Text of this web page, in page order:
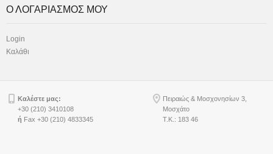
Ο ΛΟΓΑΡΙΑΣΜΟΣ ΜΟΥ
Login
Καλάθι
Καλέστε μας:
+30 (210) 3410108
ή Fax +30 (210) 4833345
Πειραιώς & Μοσχονησίων 3,
Μοσχάτο
Τ.Κ.: 183 46